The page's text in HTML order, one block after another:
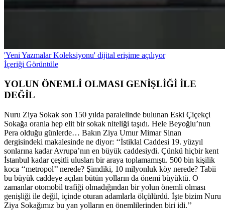
'Yeni Yazmalar Koleksiyonu' dijital erişime açılıyor
İçeriği Görüntüle
YOLUN ÖNEMLİ OLMASI GENİŞLİĞİ İLE
DEĞİL
Nuru Ziya Sokak son 150 yılda paralelinde bulunan Eski Çiçekçi
Sokağa oranla hep elit bir sokak niteliği taşıdı. Hele Beyoğlu’nun
Pera olduğu günlerde… Bakın Ziya Umur Mimar Sinan
dergisindeki makalesinde ne diyor: ‘‘İstiklal Caddesi 19. yüzyıl
sonlarına kadar Avrupa’nın en büyük caddesiydi. Çünkü hiçbir kent
İstanbul kadar çeşitli ulusları bir araya toplamamıştı. 500 bin kişilik
koca ‘‘metropol’’ nerede? Şimdiki, 10 milyonluk köy nerede? Tabii
bu büyük caddeye açılan bütün yolların da önemi büyüktü. O
zamanlar otomobil trafiği olmadığından bir yolun önemli olması
genişliği ile değil, içinde oturan adamlarla ölçülürdü. İşte bizim Nuru
Ziya Sokağımız bu yan yolların en önemlilerinden biri idi.’’